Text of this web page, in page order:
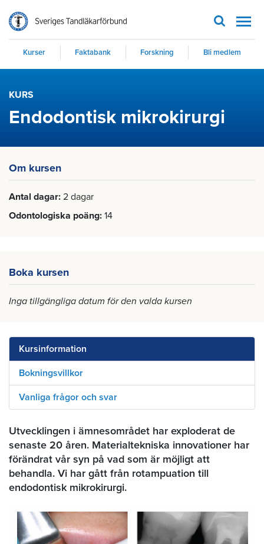
Kurser Faktabank Forskning Bli medlem
KURS
Endodontisk mikrokirurgi
Om kursen
Antal dagar 2 dagar
Odontologiska poäng 14
Boka kursen
Inga tillgängliga datum för den valda kursen
Kursinformation
Bokningsvillkor
Vanliga frågor och svar
Utvecklingen i ämnesområdet har exploderat de
senaste 20 åren. Materialtekniska innovationer har
förändrat vår syn på vad som är möjligt att
behandla. Vi har gått från rotampuation till
endodontisk mikrokirurgi.